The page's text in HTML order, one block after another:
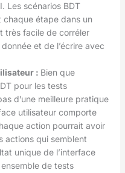
Les scénarios BDT
étape dans un
très facile de corréler
et de l’écrire avec
: Bien que
pour les tests
d’une meilleure pratique
utilisateur comporte
action pourrait avoir
actions qui semblent
unique de l’interface
de tests